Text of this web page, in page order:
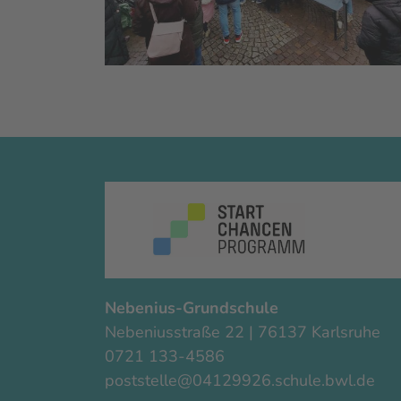
Nebenius-Grundschule
Nebeniusstraße 22 | 76137 Karlsruhe
0721 133-4586
poststelle@04129926.schule.bwl.de